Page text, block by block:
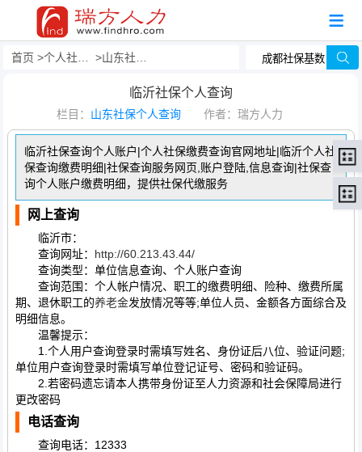
首页 个人社保查询 山东社保个人查询
临沂社保个人查询
栏目： 山东社保个人查询 作者：瑞方人力
临沂社保查询个人账户|个人社保缴费查询官网地址|临沂个人社
保查询缴费明细|社保查询服务网页,账户登陆,信息查询|社保查
询个人账户缴费明细，提供社保代缴服务
网上查询
临沂市：
查询网址： http://60.213.43.44/
查询类型：单位信息查询、个人账户查询
查询范围：个人帐户情况、职工的缴费明细、险种、缴费所属
期、退休职工的养老金发放情况等等;单位人员、金额各方面综合及
明细信息。
温馨提示：
1.个人用户查询登录时需填写姓名、身份证后八位、验证问题;
单位用户查询登录时需填写单位登记证号、密码和验证码。
2.若密码遗忘请本人携带身份证至人力资源和社会保障局进行
更改密码
电话查询
查询电话：12333